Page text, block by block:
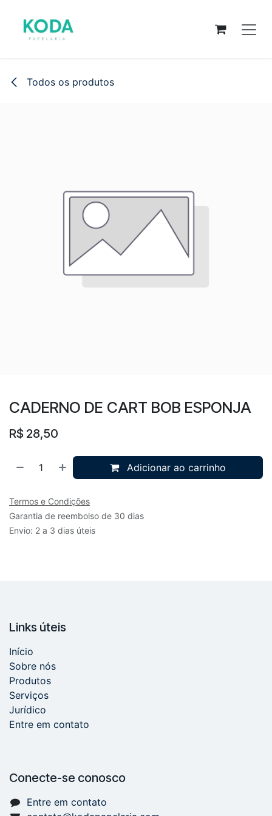
Todos os produtos
CADERNO DE CART BOB ESPONJA
R$ 28,50
Adicionar ao carrinho
Termos e Condições
Garantia de reembolso de 30 dias
Envio: 2 a 3 dias úteis
Links úteis
Início
Sobre nós
Produtos
Serviços
Jurídico
Entre em contato
Conecte-se conosco
Entre em contato